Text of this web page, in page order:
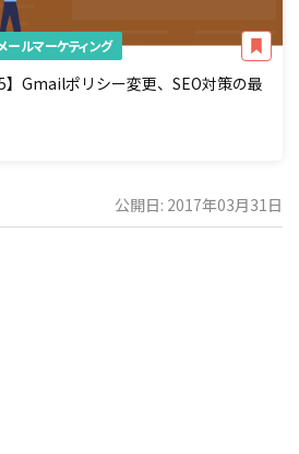
ールマーケティング
】Gmailポリシー変更、SEO対策の最
公開日: 2017年03月31日